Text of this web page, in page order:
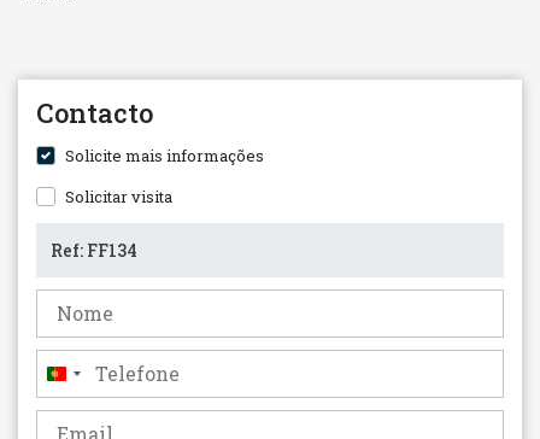
Contacto
Solicite mais informações
Solicitar visita
Portugal
+351